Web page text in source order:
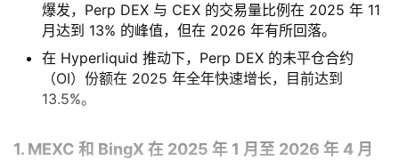
爆发，Perp DEX 与 CEX 的交易量比例在 2025 年 11
月达到 13% 的峰值，但在 2026 年有所回落。
在 Hyperliquid 推动下，Perp DEX 的未平仓合约
（OI）份额在 2025 年全年快速增长，目前达到
13.5%。
1. MEXC 和 BingX 在 2025 年 1 月至 2026 年 4 月